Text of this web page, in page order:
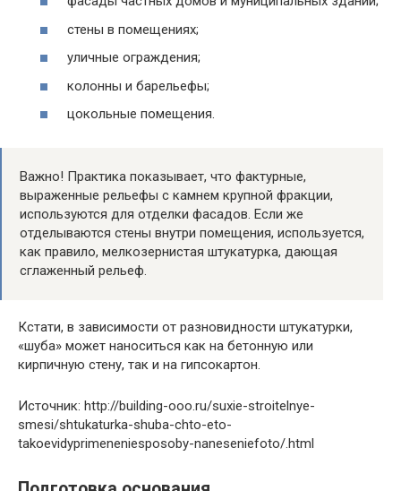
стены в помещениях;
уличные ограждения;
колонны и барельефы;
цокольные помещения.
Важно! Практика показывает, что фактурные,
выраженные рельефы с камнем крупной фракции,
используются для отделки фасадов. Если же
отделываются стены внутри помещения, используется,
как правило, мелкозернистая штукатурка, дающая
сглаженный рельеф.
Кстати, в зависимости от разновидности штукатурки,
«шуба» может наноситься как на бетонную или
кирпичную стену, так и на гипсокартон.
Источник: http://building-ooo.ru/suxie-stroitelnye-
smesi/shtukaturka-shuba-chto-eto-
takoevidyprimeneniesposoby-naneseniefoto/.html